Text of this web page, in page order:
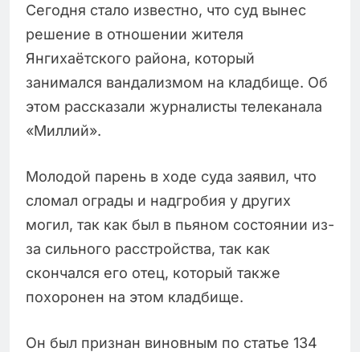
Сегодня стало известно, что суд вынес
решение в отношении жителя
Янгихаётского района, который
занимался вандализмом на кладбище. Об
этом рассказали журналисты телеканала
«Миллий».
Молодой парень в ходе суда заявил, что
сломал ограды и надгробия у других
могил, так как был в пьяном состоянии из-
за сильного расстройства, так как
скончался его отец, который также
похоронен на этом кладбище.
Он был признан виновным по статье 134